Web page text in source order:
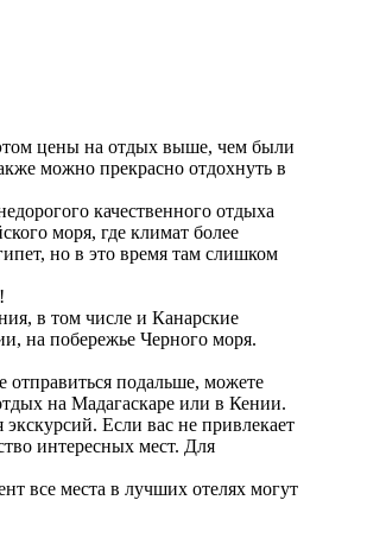
цены на отдых выше, чем были
можно прекрасно отдохнуть в
качественного отдыха
моря, где климат более
но в это время там слишком
в том числе и Канарские
на побережье Черного моря.
отправиться подальше, можете
на Мадагаскаре или в Кении.
Если вас не привлекает
интересных мест. Для
все места в лучших отелях могут